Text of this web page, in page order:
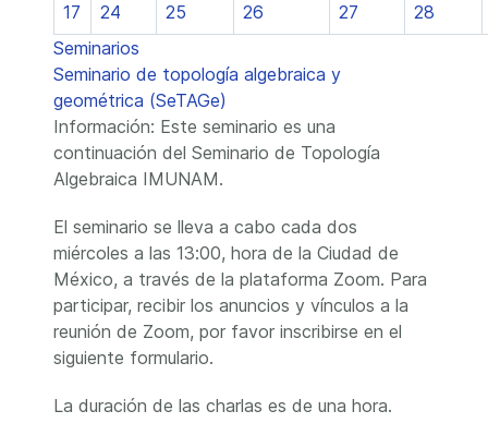
17 24 25 26 27
28
Seminarios
Seminario de topología algebraica y
geométrica (SeTAGe)
Información: Este seminario es una
continuación del Seminario de Topología
Algebraica IMUNAM.
El seminario se lleva a cabo cada dos
miércoles a las 13:00, hora de la Ciudad de
México, a través de la plataforma Zoom. Para
participar, recibir los anuncios y vínculos a la
reunión de Zoom, por favor inscribirse en el
siguiente formulario.
La duración de las charlas es de una hora.